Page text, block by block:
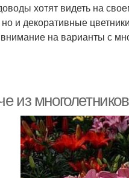
хотят видеть на
но и декоративные
внимание на варианты с
из